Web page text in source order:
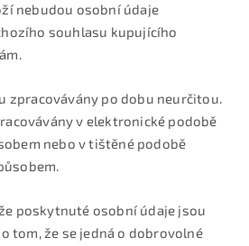
nebudou osobní údaje
souhlasu kupujícího
zpracovávány po dobu neurčitou.
v elektronické podobě
nebo v tištěné podobě
poskytnuté osobní údaje jsou
tom, že se jedná o dobrovolné